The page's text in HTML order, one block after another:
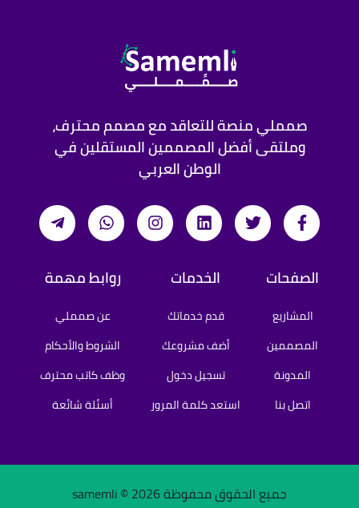
صمملي منصة للتعاقد مع مصمم محترف،
وملتقى أفضل المصممين المستقلين في
الوطن العربي
الصفحات
المشاريع
المصممين
المدونة
اتصل بنا
الخدمات
قدم خدماتك
أضف مشروعك
تسجيل دخول
استعد كلمة المرور
روابط مهمة
عن صمملي
الشروط والأحكام
وظف كاتب محترف
أسئلة شائعة
جميع الحقوق محفوظة samemli ©2026